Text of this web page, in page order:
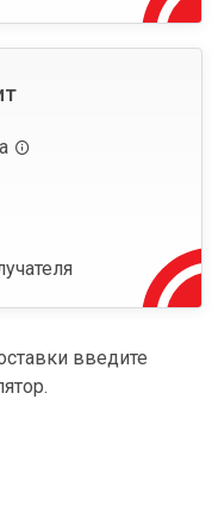
введите